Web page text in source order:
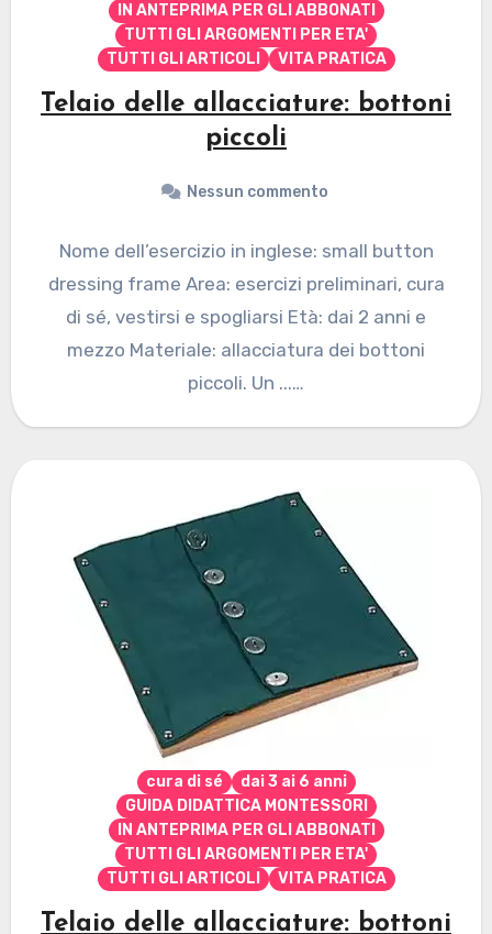
IN ANTEPRIMA PER GLI ABBONATI
TUTTI GLI ARGOMENTI PER ETA'
TUTTI GLI ARTICOLI
VITA PRATICA
Telaio delle allacciature: bottoni
piccoli
Nessun commento
Nome dell’esercizio in inglese: small button
dressing frame Area: esercizi preliminari, cura
di sé, vestirsi e spogliarsi Età: dai 2 anni e
mezzo Materiale: allacciatura dei bottoni
piccoli. Un ...…
cura di sé
dai 3 ai 6 anni
GUIDA DIDATTICA MONTESSORI
IN ANTEPRIMA PER GLI ABBONATI
TUTTI GLI ARGOMENTI PER ETA'
TUTTI GLI ARTICOLI
VITA PRATICA
Telaio delle allacciature: bottoni